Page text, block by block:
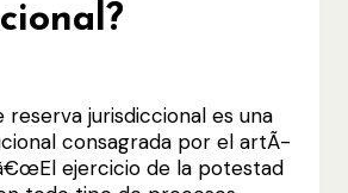
reserva jurisdiccional es una
consagrada por el artÃ­
â€œEl ejercicio de la potestad